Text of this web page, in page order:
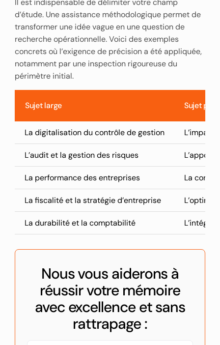
Il est indispensable de délimiter votre champ
d’étude. Une assistance méthodologique permet de
transformer une idée vague en une question de
recherche opérationnelle. Voici des exemples
concrets où l’exigence de précision a été appliquée,
notamment par une inspection rigoureuse du
périmètre initial.
Sujet large Sujet
La digitalisation du contrôle de gestion L’impact
L’audit et la gestion des risques L’apport
La performance des entreprises La
La fiscalité et la stratégie d’entreprise
La durabilité et la comptabilité
Nous vous aiderons à
réussir votre mémoire
avec excellence et sans
rattrapage :